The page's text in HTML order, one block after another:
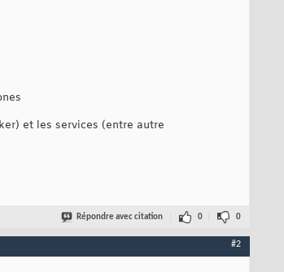
et les services (entre autre
Répondre avec citation 0 0
#2